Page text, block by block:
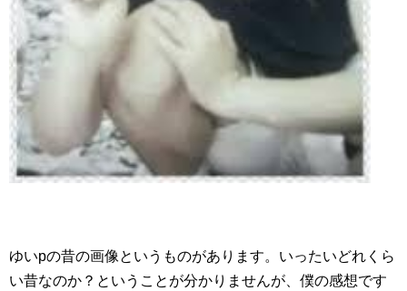
ゆいpの昔の画像というものがあります。いったいどれくら
い昔なのか？ということが分かりませんが、僕の感想です